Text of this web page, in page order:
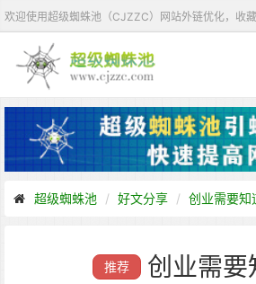
欢迎使用超级蜘蛛池（CJZZC）网站外链优化，收
超级蜘蛛池 好文分享 创业需要知
推荐 创业需要